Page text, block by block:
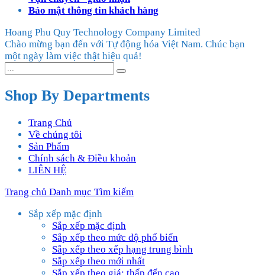
Bảo mật thông tin khách hàng
Hoang Phu Quy Technology Company Limited
Chào mừng bạn đến với Tự động hóa Việt Nam. Chúc bạn
một ngày làm việc thật hiệu quả!
Shop By Departments
Trang Chủ
Về chúng tôi
Sản Phẩm
Chính sách & Điều khoản
LIÊN HỆ
Trang chủ Danh mục Tìm kiếm
Sắp xếp mặc định
Sắp xếp mặc định
Sắp xếp theo mức độ phổ biến
Sắp xếp theo xếp hạng trung bình
Sắp xếp theo mới nhất